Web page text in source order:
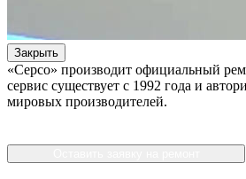
Закрыть
«Серсо» производит официальный
сервис существует с 1992 года и
мировых производителей.